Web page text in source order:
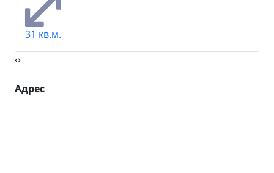
31 кв.м.
‹›
Адрес